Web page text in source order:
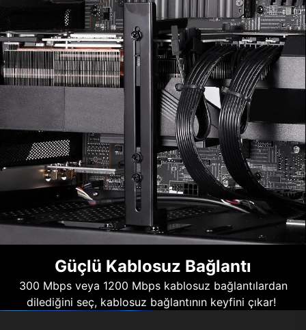
Güçlü Kablosuz Bağlantı
300 Mbps veya 1200 Mbps kablosuz bağlantılardan
dilediğini seç, kablosuz bağlantının keyfini çıkar!